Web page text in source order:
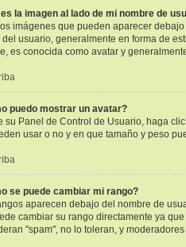
la imagen al lado de mi nombre de
imágenes que pueden aparecer
del usuario, generalmente en forma de
es conocida como avatar y
puedo mostrar un avatar?
su Panel de Control de Usuario, haga
usar o no y en que tamaño y peso
se puede cambiar mi rango?
aparecen debajo del nombre de
cambiar su rango directamente ya
"spam", no lo toleran, y